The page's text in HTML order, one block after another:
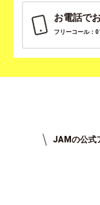
お電話で
フリーコール：
JAMの公式